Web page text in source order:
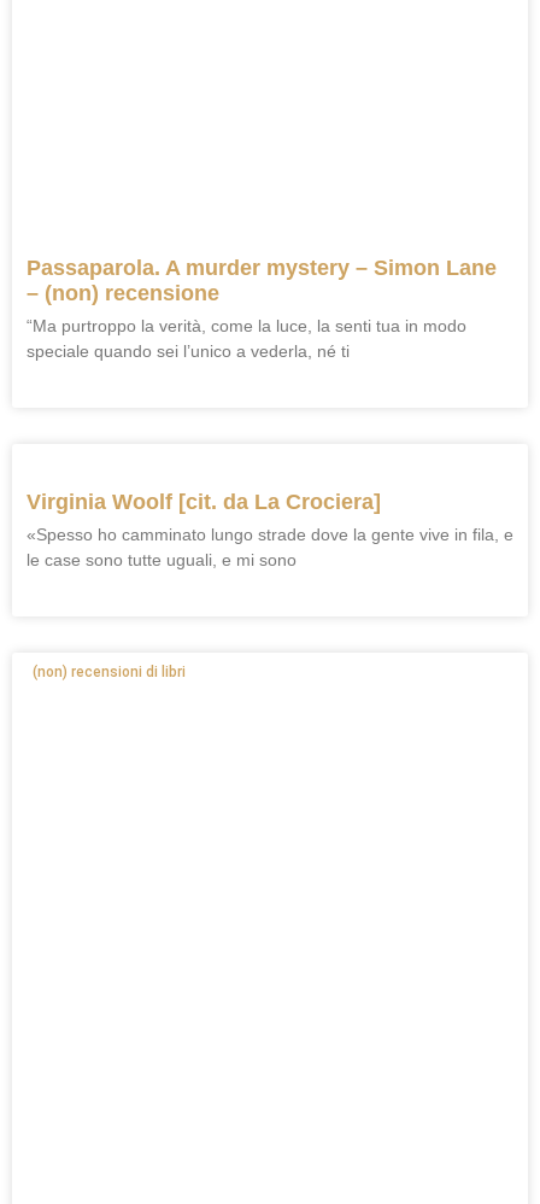
Passaparola. A murder mystery – Simon Lane
– (non) recensione
“Ma purtroppo la verità, come la luce, la senti tua in modo
speciale quando sei l’unico a vederla, né ti
Virginia Woolf [cit. da La Crociera]
«Spesso ho camminato lungo strade dove la gente vive in fila, e
le case sono tutte uguali, e mi sono
(non) recensioni di libri